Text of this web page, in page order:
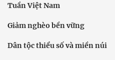
Tuần Việt Nam
Giảm nghèo bền vững
Dân tộc thiểu số và miền núi